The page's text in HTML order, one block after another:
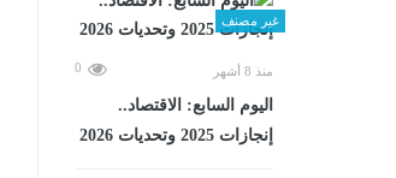
غير مصنف
منذ 8 أشهر 0
اليوم السابع: الاقتصاد..
إنجازات 2025 وتحديات 2026